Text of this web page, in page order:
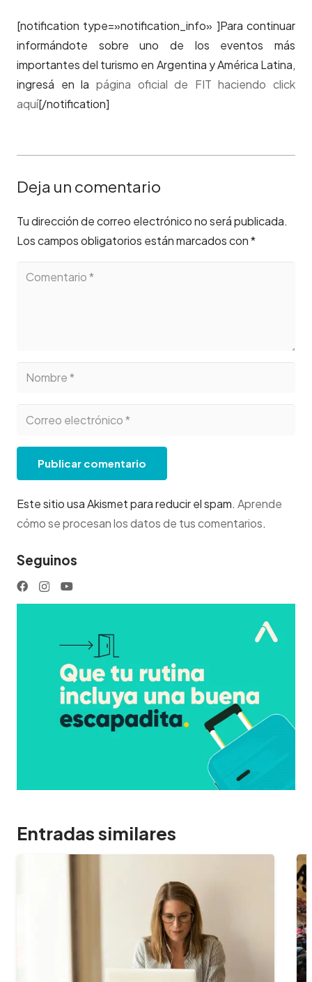
[notification type=»notification_info» ]Para continuar
informándote sobre uno de los eventos más
importantes del turismo en Argentina y América Latina,
ingresá en la página oficial de FIT haciendo click
aquí[/notification]
Deja un comentario
Tu dirección de correo electrónico no será publicada.
Los campos obligatorios están marcados con*
Publicar comentario
Este sitio usa Akismet para reducir el spam. Aprende
cómo se procesan los datos de tus comentarios.
Seguinos
Entradas similares